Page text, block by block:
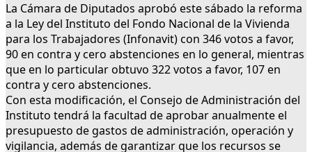
La Cámara de Diputados aprobó este sábado la reforma
a la Ley del Instituto del Fondo Nacional de la Vivienda
para los Trabajadores (Infonavit) con 346 votos a favor,
90 en contra y cero abstenciones en lo general, mientras
que en lo particular obtuvo 322 votos a favor, 107 en
contra y cero abstenciones.
Con esta modificación, el Consejo de Administración del
Instituto tendrá la facultad de aprobar anualmente el
presupuesto de gastos de administración, operación y
vigilancia, además de garantizar que los recursos se